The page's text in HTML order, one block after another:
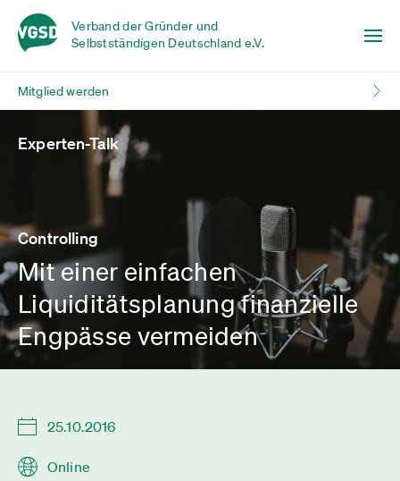
Verband der Gründer und
Selbstständigen Deutschland e.V.
Mitglied werden
Experten-Talk
Controlling
Mit einer einfachen
Liquiditätsplanung finanzielle
Engpässe vermeiden
25.10.2016
Online